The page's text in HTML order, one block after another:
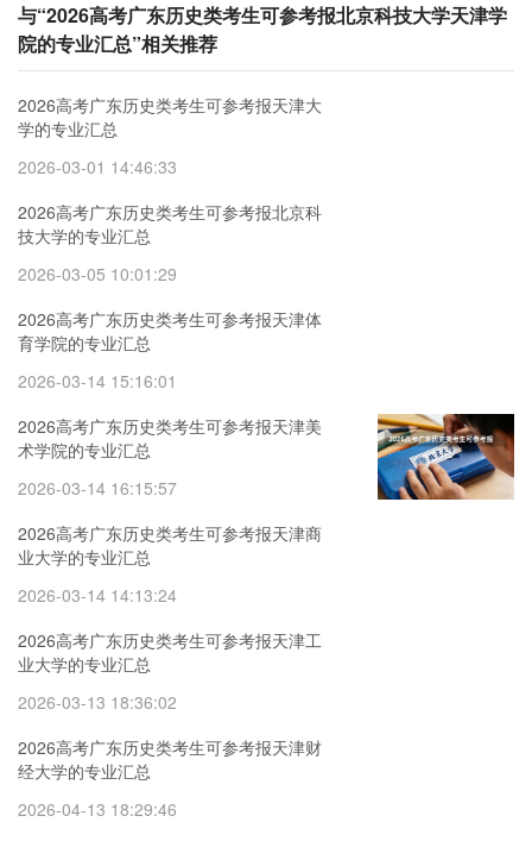
与“2026高考广东历史类考生可参考报北京科技大学天津学
院的专业汇总”相关推荐
2026高考广东历史类考生可参考报天津大
学的专业汇总
2026-03-01 14:46:33
2026高考广东历史类考生可参考报北京科
技大学的专业汇总
2026-03-05 10:01:29
2026高考广东历史类考生可参考报天津体
育学院的专业汇总
2026-03-14 15:16:01
2026高考广东历史类考生可参考报天津美
术学院的专业汇总
2026-03-14 16:15:57
2026高考广东历史类考生可参考报天津商
业大学的专业汇总
2026-03-14 14:13:24
2026高考广东历史类考生可参考报天津工
业大学的专业汇总
2026-03-13 18:36:02
2026高考广东历史类考生可参考报天津财
经大学的专业汇总
2026-04-13 18:29:46